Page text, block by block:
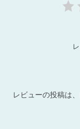
レビューの投稿は